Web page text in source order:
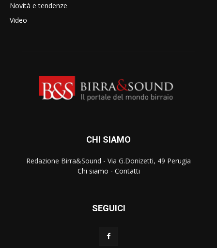
Novità e tendenze
Video
CHI SIAMO
Redazione Birra&Sound - Via G.Donizetti, 49 Perugia
Chi siamo - Contatti
SEGUICI